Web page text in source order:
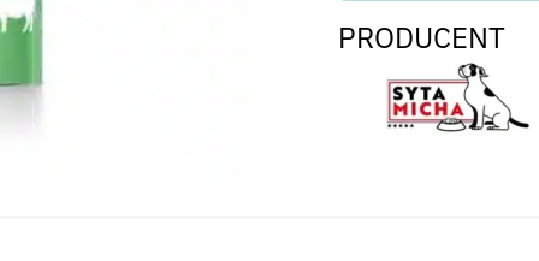
PRODUCENT